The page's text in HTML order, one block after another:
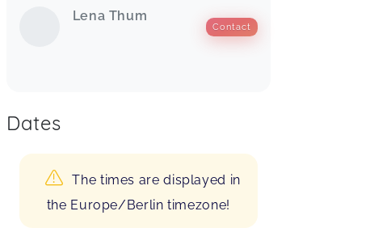
Lena Thum
Contact
Dates
The times are displayed in
the Europe/Berlin timezone!